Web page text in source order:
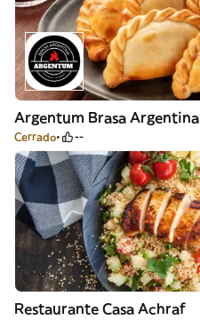
Argentum Brasa Argentina
Cerrado --
Restaurante Casa Achraf